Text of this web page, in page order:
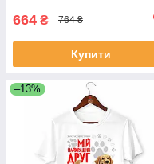
664 ₴ 764 ₴
Купити
–13%